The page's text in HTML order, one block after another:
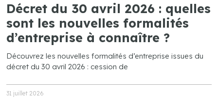
Décret du 30 avril 2026 : quelles
sont les nouvelles formalités
d’entreprise à connaître ?
Découvrez les nouvelles formalités d’entreprise issues du
décret du 30 avril 2026 : cession de
31 juillet 2026